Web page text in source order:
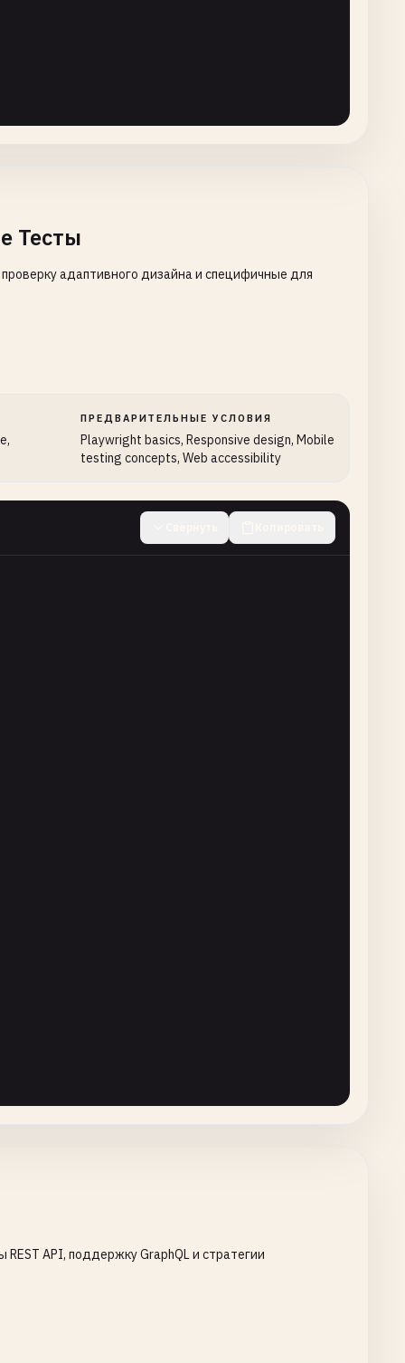
Тесты
адаптивного дизайна и специфичные для
ПРЕДВАРИТЕЛЬНЫЕ УСЛОВИЯ
Playwright basics, Responsive design, Mobile
testing concepts, Web accessibility
API, поддержку GraphQL и стратегии